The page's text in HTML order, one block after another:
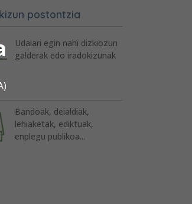
postontzia
Udalari egin nahi dizkiozun
galderak edo iradokizunak
Bandoak, deialdiak,
lehiaketak, ediktuak,
enplegu publikoa...